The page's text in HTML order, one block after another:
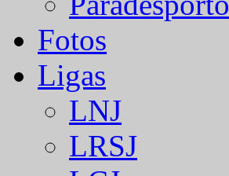
Fotos
Ligas
LNJ
LRSJ